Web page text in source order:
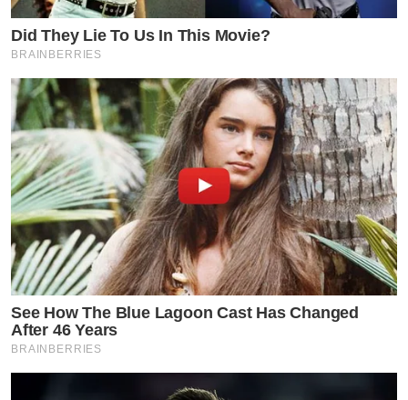
Did They Lie To Us In This Movie?
BRAINBERRIES
See How The Blue Lagoon Cast Has Changed
After 46 Years
BRAINBERRIES